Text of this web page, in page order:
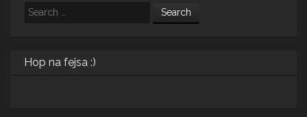
Search
Hop na fejsa :)